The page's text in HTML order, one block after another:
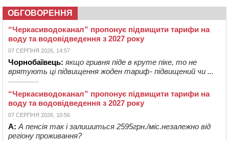
ОБГОВОРЕННЯ
“Черкасиводоканал” пропонує підвищити тарифи на
воду та водовідведення з 2027 року
07 СЕРПНЯ 2026, 14:57
Чорнобаївець: якщо гривня піде в круте піке, то не
врятують ці підвищення жоден тариф- підвищений чи ...
“Черкасиводоканал” пропонує підвищити тарифи на
воду та водовідведення з 2027 року
07 СЕРПНЯ 2026, 10:56
А: А пенсія так і залишиться 2595грн./міс.незалежно від
регіону проживання?